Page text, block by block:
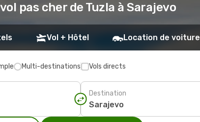
pas cher de Tuzla à Sarajevo
Vol + Hôtel Location de voiture
Multi-destinations Vols directs
Destination